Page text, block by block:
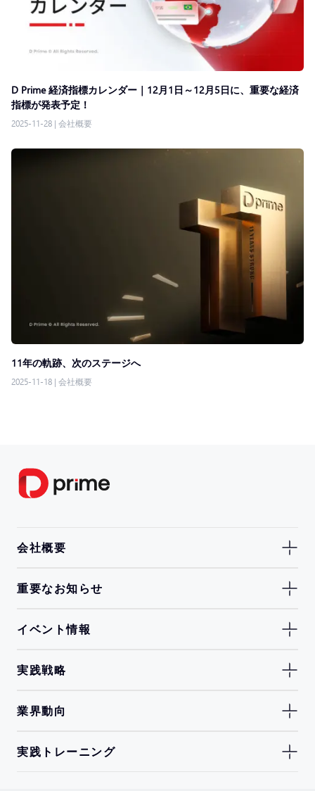
D Prime 経済指標カレンダー｜12月1日～12月5日に、重要な経済
指標が発表予定！
2025-11-28 | 会社概要
11年の軌跡、次のステージへ
2025-11-18 | 会社概要
会社概要
重要なお知らせ
イベント情報
実践戦略
業界動向
実践トレーニング